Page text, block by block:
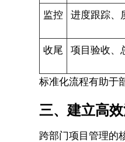
监控 进度跟踪、
收尾 项目验收、
标准化流程有助于
三、建立高
跨部门项目管理的